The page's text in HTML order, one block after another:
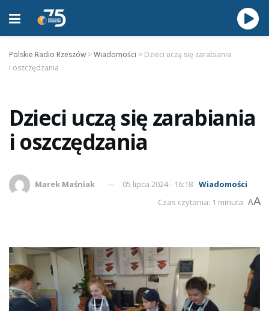
Polskie Radio Rzeszów >Wiadomości > Dzieci uczą się zarabiania
i oszczędzania
Dzieci uczą się zarabiania
i oszczędzania
Marek Maśniak 05 lipca 2024 - 16:18 Wiadomości
Czas czytania: 1 minuta AA